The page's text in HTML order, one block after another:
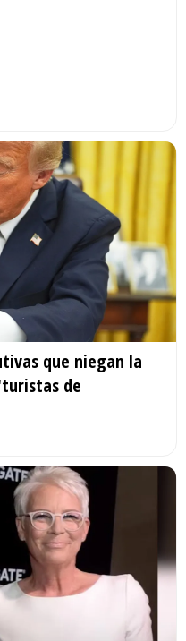
que niegan la
de